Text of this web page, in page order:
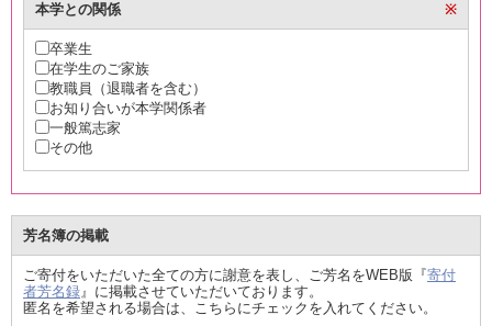
本学との関係 ※
卒業生
在学生のご家族
教職員（退職者を含む）
お知り合いが本学関係者
一般篤志家
その他
芳名簿の掲載
ご寄付をいただいた全ての方に謝意を表し、ご芳名をWEB版『寄付
者芳名録』に掲載させていただいております。
匿名を希望される場合は、こちらにチェックを入れてください。